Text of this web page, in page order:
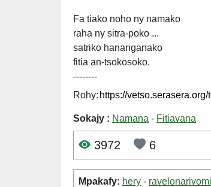
Fa tiako noho ny namako
raha ny sitra-poko ...
satriko hananganako
fitia an-tsokosoko.
--------
Rohy:
Sokajy : Namana - Fitiavana
3972 6
Mpakafy: hery -